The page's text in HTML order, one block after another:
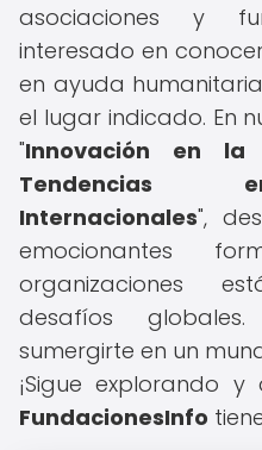
asociaciones y
interesado en
en ayuda
el lugar indicado. En
"Innovación en la
Tendencias
Internacionales",
emocionantes
organizaciones
desafíos
sumergirte en un
¡Sigue explorando
FundacionesInfo